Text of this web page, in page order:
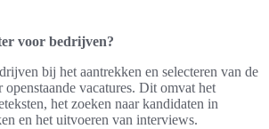
voor bedrijven?
bij het aantrekken en selecteren van de
vacatures. Dit omvat het
het zoeken naar kandidaten in
en het uitvoeren van interviews.